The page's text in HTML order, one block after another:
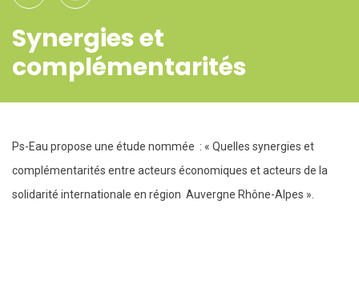
Synergies et
complémentarités
Ps-Eau propose une étude nommée : « Quelles synergies et
complémentarités entre acteurs économiques et acteurs de la
solidarité internationale en région Auvergne Rhône-Alpes ».